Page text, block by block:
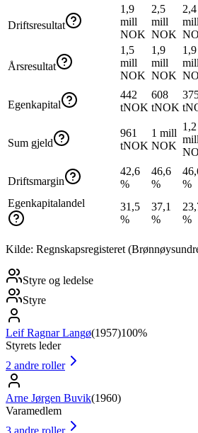
Driftsresultat
1,9
mill
NOK
2,5
mill
NOK
2,4
mill
Årsresultat
1,5
mill
NOK
1,9
mill
NOK
1,9
mill
Egenkapital
442
tNOK
608
tNOK
Sum gjeld
961
tNOK
1 mill
NOK
1,2
mill
Driftsmargin
42,6
%
46,6
%
%
Egenkapitalandel
31,5
%
37,1
%
%
Kilde: Regnskapsregisteret
Styre og ledelse
Styre
Leif Ragnar Langø(1957)100%
Styrets leder
2 andre roller
Arne Jørgen Buvik(1960)
Varamedlem
3 andre roller